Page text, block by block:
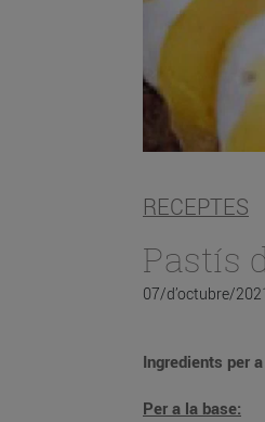
RECEPTES
Pastís
07/d’octubre/
Ingredients per
Per a la base: